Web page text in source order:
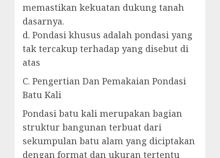
memastikan kekuatan dukung tanah
dasarnya.
d. Pondasi khusus adalah pondasi yang
tak tercakup terhadap yang disebut di
atas
C. Pengertian Dan Pemakaian Pondasi
Batu Kali
Pondasi batu kali merupakan bagian
struktur bangunan terbuat dari
sekumpulan batu alam yang diciptakan
dengan format dan ukuran tertentu